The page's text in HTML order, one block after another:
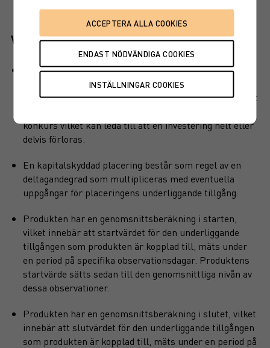
Viktiga egenskaper
Produkten har ett visst kapitalskydd, dvs en del av det
investerade kapitalet är skyddat vid löptidens slut. Det
finns en kreditrisk i placeringen som är beroende av att
konkurs vilket kan leda till att en investering helt eller
delvis förloras.
En kapitalskyddad placering består som regel av en
deltagandegrad som multipliceras med eventuella
uppgångar för placeringens underliggande tillgång.
Produkten har en genomsnittsberäkning i starten,
vilket innebär att startvärdet för den underliggande
tillgången som produkten är kopplad till, mäts under
en period på specifika observationsdagar. Produktens
startvärde sätts sedan till den genomsnittliga nivån av
dessa observationer.
Produkten har en genomsnittsberäkning i slutet, vilket
innebär att slutvärdet för den underliggande tillgången
som produkten är kopplad till, mäts under en period på